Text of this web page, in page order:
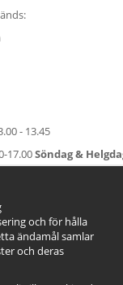
- 13.45
17.00Söndag &
och för hålla
ändamål samlar
och deras